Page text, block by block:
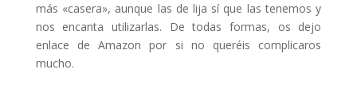
más «casera», aunque las de lija sí que las tenemos y
nos encanta utilizarlas. De todas formas, os dejo
enlace de Amazon por si no queréis complicaros
mucho.